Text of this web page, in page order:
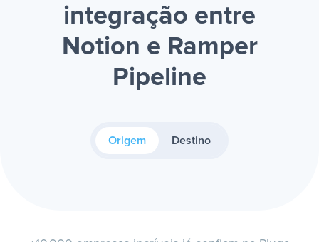
integração entre
Notion e Ramper
Pipeline
Origem Destino